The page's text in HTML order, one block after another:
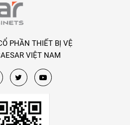
PHẦN THIẾT BỊ VỆ
VIỆT NAM